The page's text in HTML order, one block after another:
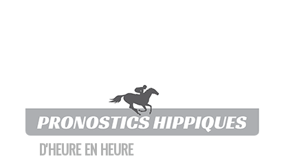
D'HEURE EN HEURE